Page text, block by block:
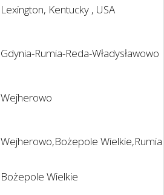
Lexington, Kentucky , USA
Gdynia-Rumia-Reda-Władysławowo
Wejherowo
Wejherowo,Bożepole
Bożepole Wielkie